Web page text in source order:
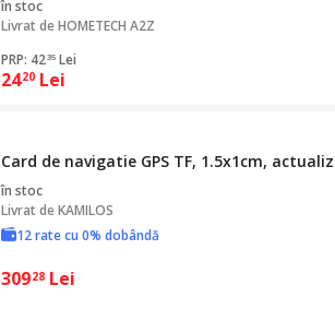
în stoc
Livrat deHOMETECH A2Z
PRP: 4235 Lei
2420 Lei
Card de navigatie GPS TF, 1.5x1cm,
în stoc
Livrat deKAMILOS
12 rate cu 0% dobândă
30928 Lei